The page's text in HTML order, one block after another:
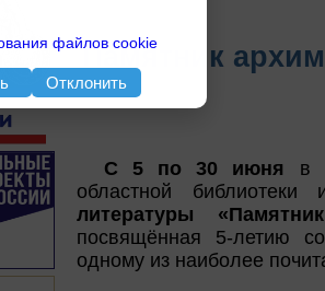
Памятник
С 5 по 30 июня
в
областной
литературы
посвящённая 5-летию
одному из наиболее
файлов cookie
Отклонить